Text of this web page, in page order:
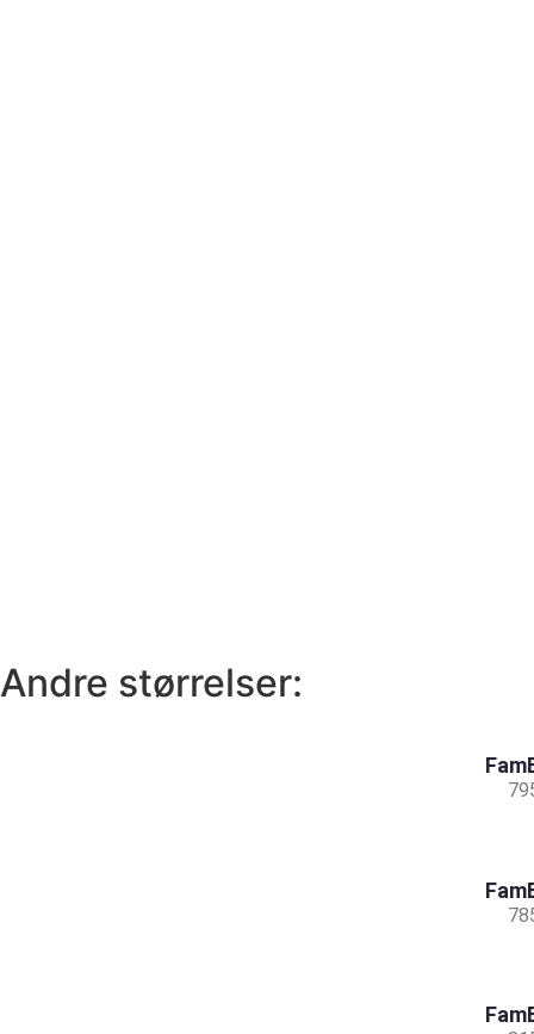
Andre størrelser: